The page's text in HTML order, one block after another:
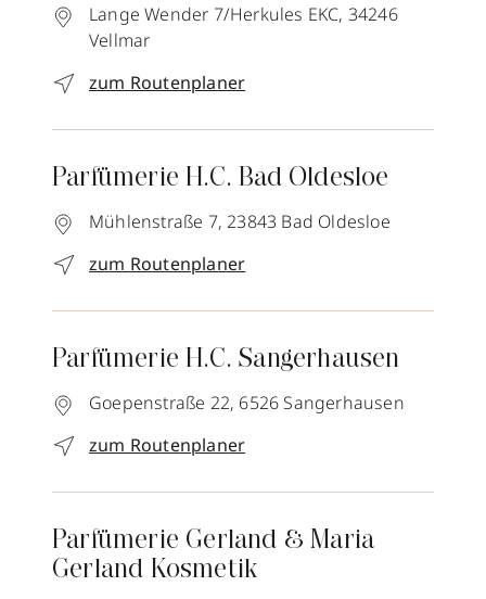
Lange Wender 7/Herkules EKC, 34246
Vellmar
zum Routenplaner
Parfümerie H.C. Bad Oldesloe
Mühlenstraße 7, 23843 Bad Oldesloe
zum Routenplaner
Parfümerie H.C. Sangerhausen
Goepenstraße 22, 6526 Sangerhausen
zum Routenplaner
Parfümerie Gerland & Maria
Gerland Kosmetik